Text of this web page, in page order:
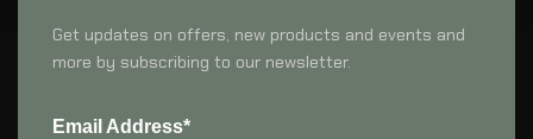
Get updates on offers, new products and events and
more by subscribing to our newsletter.
Email Address*